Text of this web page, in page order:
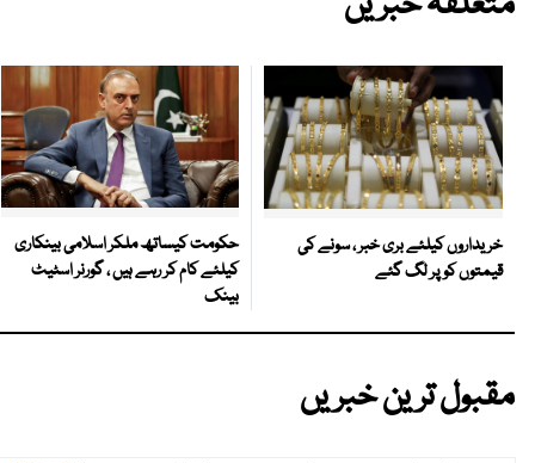
خریداروں کیلئے بری خبر ، سونے کی
قیمتوں کو پر لگ گئے
حکومت کیساتھ ملکر اسلامی بینکاری
کیلئے کام کر رہے ہیں ، گورنر اسٹیٹ
بینک
مقبول ترین خبریں